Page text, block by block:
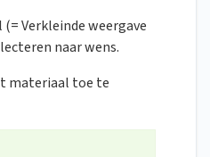
Verkleinde weergave
naar wens.
materiaal toe te